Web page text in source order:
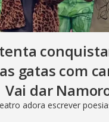
gatas com
dar
adora escrever